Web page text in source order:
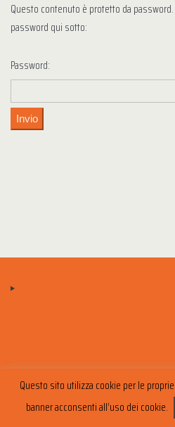
Questo contenuto è protetto da
password qui sotto:
Password:
Questo sito utilizza cookie per le
banner acconsenti all’uso dei cookie.